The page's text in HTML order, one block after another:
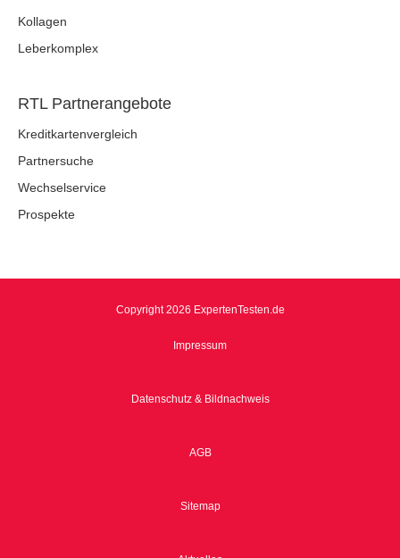
Kollagen
Leberkomplex
RTL Partnerangebote
Kreditkartenvergleich
Partnersuche
Wechselservice
Prospekte
Copyright 2026 ExpertenTesten.de
Impressum
Datenschutz & Bildnachweis
AGB
Sitemap